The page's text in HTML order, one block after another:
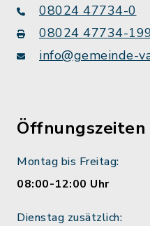
08024 47734-0
08024 47734-
info@gemeinde-
Öffnungszeiten
Montag bis Freitag:
08:00-12:00 Uhr
Dienstag zusätzlich: